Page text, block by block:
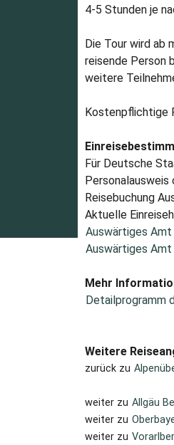
4-5 Stunden je
Die Tour wird ab
reisende Person
weitere
Kostenpflichtige
Für Deutsche
Personalausweis
Reisebuchung
Aktuelle
Auswärtiges
Auswärtiges
Mehr
Detailprogramm
Weitere
zurück zu
weiter zu Allgäu
weiter zu
weiter zu